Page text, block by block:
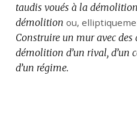
taudis voués à la
démolition ou,
Construire un mur avec
démolition d’un rival, d’un
d’un régime.